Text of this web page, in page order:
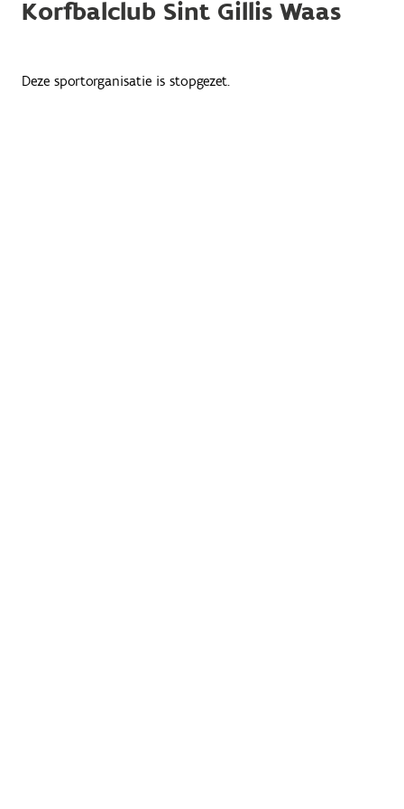
Korfbalclub Sint Gillis Waas
Deze sportorganisatie is stopgezet.